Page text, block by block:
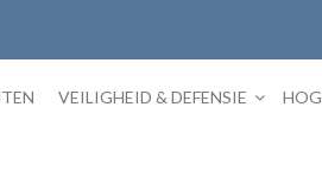
VEILIGHEID & DEFENSIE